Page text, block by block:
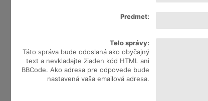
Predmet:
Telo správy:
Táto správa bude odoslaná ako obyčajný
text a nevkladajte žiaden kód HTML ani
BBCode. Ako adresa pre odpovede bude
nastavená vaša emailová adresa.